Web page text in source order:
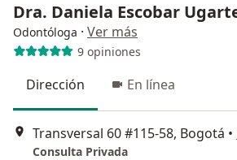
Dra. Daniela Escobar
Odontóloga · Ver más
9 opiniones
Dirección En línea
Transversal 60 #115-58, Bogotá •
Consulta Privada